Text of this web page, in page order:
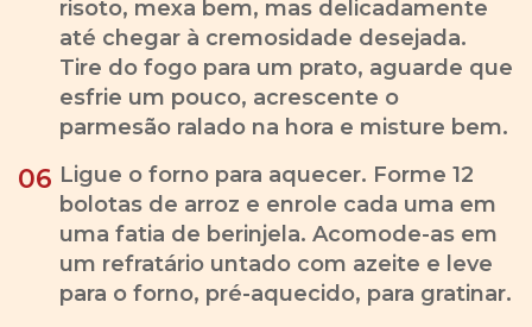
risoto, mexa bem, mas delicadamente
até chegar à cremosidade desejada.
Tire do fogo para um prato, aguarde que
esfrie um pouco, acrescente o
parmesão ralado na hora e misture bem.
06 Ligue o forno para aquecer. Forme 12
bolotas de arroz e enrole cada uma em
uma fatia de berinjela. Acomode-as em
um refratário untado com azeite e leve
para o forno, pré-aquecido, para gratinar.